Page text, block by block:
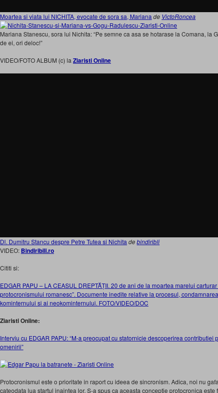
Moartea si viata lui NICHITA, evocate de sora sa, Mariana de VictoRoncea
Mariana Stanescu, sora lui Nichita: “Pe semne ca asa se hotarase la Comana, la
de ei, ori deloc!”
VIDEO/FOTO ALBUM (c) la Ziaristi Online
Dl. Dumitru Stancu despre Petre Tutea si Nichita debindiribli
VIDEO: Bindiribili.ro
Cititi si:
EDGAR PAPU – LA CEASUL DREPTĂȚII. 20 de ani de la moartea marelui
protocronismului romanesc”. Documente inedite relative la procesul,
kominternului si ai neokominternului. FOTO/VIDEO/DOC
Ziaristi Online:
Interviu cu EDGAR PAPU: “M-a preocupat cu statornicie descoperirea contributiei
omenirii”
Protocronismul este o prioritate in raport cu ideea de sincronism. Adica, noi nu
cateodata lua startul inaintea lor. S-a spus ca aceasta conceptie protocronica